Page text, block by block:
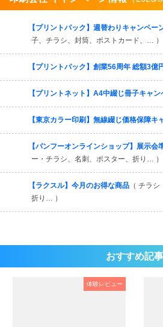
【プリントパック】週替わりキャンペー
子、チラシ、封筒、ポストカード、… ）
【プリントパック】創業56周年 総額3億
【プリントネット】A4中綴じ冊子キャン
【東京カラー印刷】無線綴じ価格保障キ
【バンフーオンラインショップ】展示会
ー・チラシ、名刺、ポスター、折り… ）
【ラクスル】今月のお得な商品 （ チラ
折り… ）
おすすめ記事
体験レビュー